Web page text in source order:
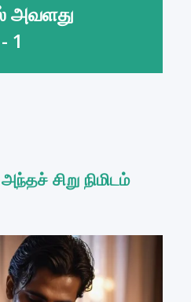
அவளது
1
சிறு நிமிடம்